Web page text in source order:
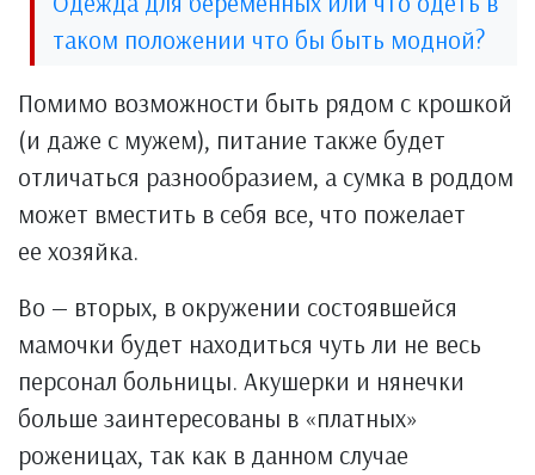
таком положении что бы быть модной?
Помимо возможности быть рядом с крошкой
(и даже с мужем), питание также будет
отличаться разнообразием, а сумка в роддом
может вместить в себя все, что пожелает
ее хозяйка.
Во — вторых, в окружении состоявшейся
мамочки будет находиться чуть ли не весь
персонал больницы. Акушерки и нянечки
больше заинтересованы в «платных»
роженицах, так как в данном случае